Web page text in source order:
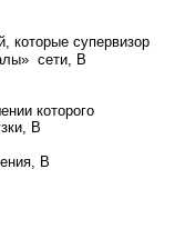
которые супервизор
сети, В
которого
В
В